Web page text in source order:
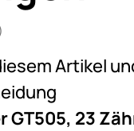
5 (1 Bewertungen)
Artikel
23